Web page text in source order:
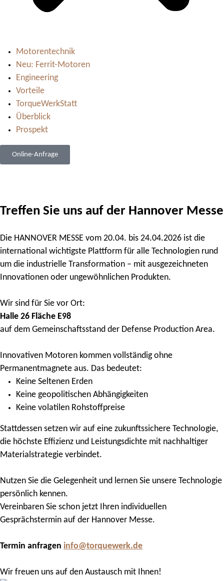
Motorentechnik
Neu: Ferrit-Motoren
Engineering
Vorteile
TorqueWerkStatt
Überblick
Prospekt
Online-Anfrage
Treffen Sie uns auf der Hannover Messe
Die HANNOVER MESSE vom 20.04. bis 24.04.2026 ist die
international wichtigste Plattform für alle Technologien rund
um die industrielle Transformation – mit ausgezeichneten
Innovationen oder ungewöhnlichen Produkten.
Wir sind für Sie vor Ort:
Halle 26 Fläche E98
auf dem Gemeinschaftsstand der Defense Production Area.
Innovativen Motoren kommen vollständig ohne
Permanentmagnete aus. Das bedeutet:
Keine Seltenen Erden
Keine geopolitischen Abhängigkeiten
Keine volatilen Rohstoffpreise
Stattdessen setzen wir auf eine zukunftssichere Technologie,
die höchste Effizienz und Leistungsdichte mit nachhaltiger
Materialstrategie verbindet.
Nutzen Sie die Gelegenheit und lernen Sie unsere Technologie
persönlich kennen.
Vereinbaren Sie schon jetzt Ihren individuellen
Gesprächstermin auf der Hannover Messe.
Termin anfragen info@torquewerk.de
Wir freuen uns auf den Austausch mit Ihnen!